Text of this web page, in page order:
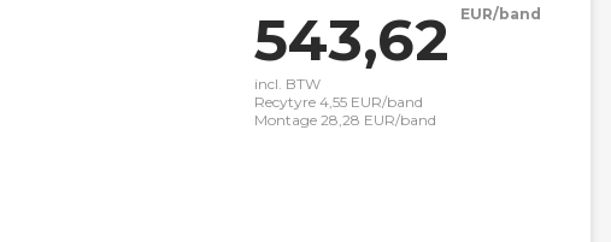
543,62 EUR/band
incl. BTW
Recytyre 4,55 EUR/band
Montage 28,28 EUR/band